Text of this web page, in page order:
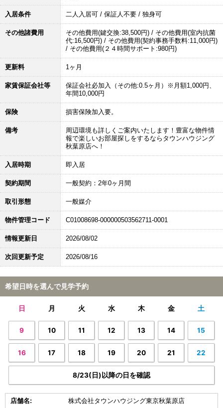
入居条件 二人入居可 / 保証人不要 / 独身可
その他諸費用
その他費用(鍵交換:38,500円) / その他費用(室内抗菌
代:16,500円) / その他費用(契約事務手数料:11,000円)
/ その他費用(２４時間サポート:980円)
更新料 1ヶ月
家賃保証会社等
保証会社必加入（その他:0.5ヶ月）※月額1,000円、
年間10,000円
保険 損害保険加入要。
備考
周辺環境も詳しくご案内いたします！豊富な物件情
報で楽しいお部屋探しをするならタウンハウジング
秋葉原店へ！
入居時期 即入居
契約期間 一般契約：2年0ヶ月間
取引形態 一般媒介
物件管理コード C01008698-000000503562711-0001
情報更新日 2026/08/02
次回更新予定 2026/08/16
希望日時を選んで見学予約
日 月 火 水 木 金 土
9 10 11 12 13 14 15
16 17 18 19 20 21 22
8/23(日)以降の日を確認
店舗名: 株式会社タウンハウジング東京秋葉原店